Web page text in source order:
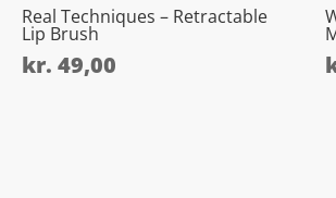
Real Techniques – Retractable
Lip Brush
kr. 49,00